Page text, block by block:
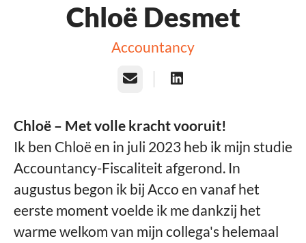
Chloë Desmet
Accountancy
E-mailadres
Chloë – Met volle kracht vooruit!
Ik ben Chloë en in juli 2023 heb ik mijn studie
Accountancy-Fiscaliteit afgerond. In
augustus begon ik bij Acco en vanaf het
eerste moment voelde ik me dankzij het
warme welkom van mijn collega's helemaal